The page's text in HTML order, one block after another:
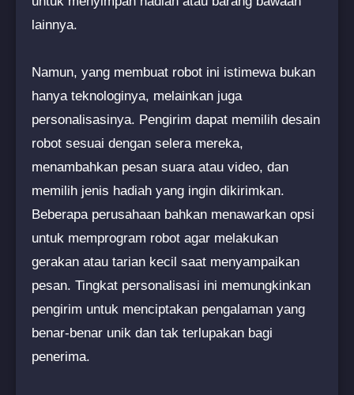
lainnya.
Namun, yang membuat robot ini istimewa bukan
hanya teknologinya, melainkan juga
personalisasinya. Pengirim dapat memilih desain
robot sesuai dengan selera mereka,
menambahkan pesan suara atau video, dan
memilih jenis hadiah yang ingin dikirimkan.
Beberapa perusahaan bahkan menawarkan opsi
untuk memprogram robot agar melakukan
gerakan atau tarian kecil saat menyampaikan
pesan. Tingkat personalisasi ini memungkinkan
pengirim untuk menciptakan pengalaman yang
benar-benar unik dan tak terlupakan bagi
penerima.